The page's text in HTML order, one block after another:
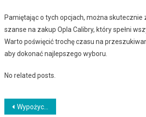
Pamiętając o tych opcjach, można skutecznie
szanse na zakup Opla Calibry, który spełni
Warto poświęcić trochę czasu na
aby dokonać najlepszego wyboru.
No related posts.
Nawigacja
Wypożyczalnia Bagażników Samochodowych: Wynajem praktycznych bagażników samochodowych